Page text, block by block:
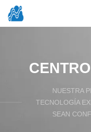
NUESTRA
TECNOLOGÍA
SEAN